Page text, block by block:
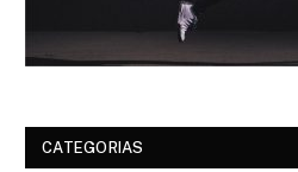
CATEGORIAS